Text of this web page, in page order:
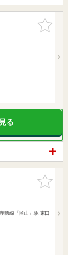
お気に入
りに追加
る
お気に入
りに追加
穂線「岡山」駅 東口